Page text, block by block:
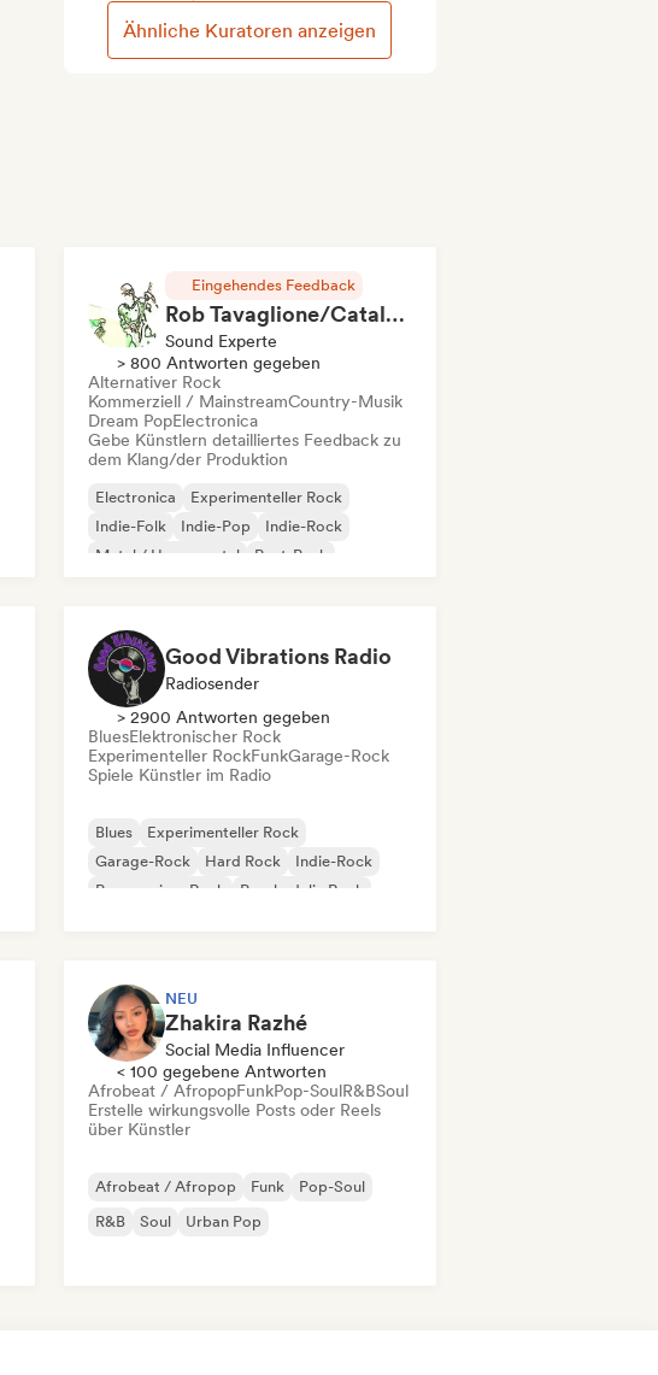
Ähnliche Kuratoren anzeigen
Eingehendes Feedback
Rob Tavaglione/Catalyst Recording
Sound Experte
> 800 Antworten gegeben
Alternativer Rock
Kommerziell / MainstreamCountry-Musik
Dream PopElectronica
Gebe Künstlern detailliertes Feedback zu
dem Klang/der Produktion
Electronica
Experimenteller Rock
Indie-Folk
Indie-Pop
Indie-Rock
Metal / Heavy metal
Post-Punk
Good Vibrations Radio
Radiosender
> 2900 Antworten gegeben
BluesElektronischer Rock
Experimenteller RockFunkGarage-Rock
Spiele Künstler im Radio
Blues
Experimenteller Rock
Garage-Rock
Hard Rock
Indie-Rock
Progressiver Rock
Psychedelic Rock
NEU
Zhakira Razhé
Social Media Influencer
< 100 gegebene Antworten
Afrobeat / AfropopFunkPop-SoulR&BSoul
Erstelle wirkungsvolle Posts oder Reels
über Künstler
Afrobeat / Afropop Funk
Pop-Soul
R&B
Soul Urban Pop